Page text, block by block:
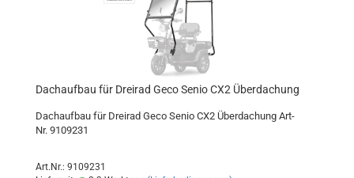
Dachaufbau für Dreirad Geco Senio CX2 Überdachung
Dachaufbau für Dreirad Geco Senio CX2 Überdachung Art-
Nr. 9109231
Art.Nr.: 9109231